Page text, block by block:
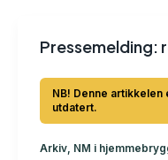
Pressemelding:
Arkiv, NM i